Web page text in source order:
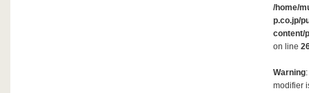
/home/
p.co.jp/
content/
on line
Warning
modifier